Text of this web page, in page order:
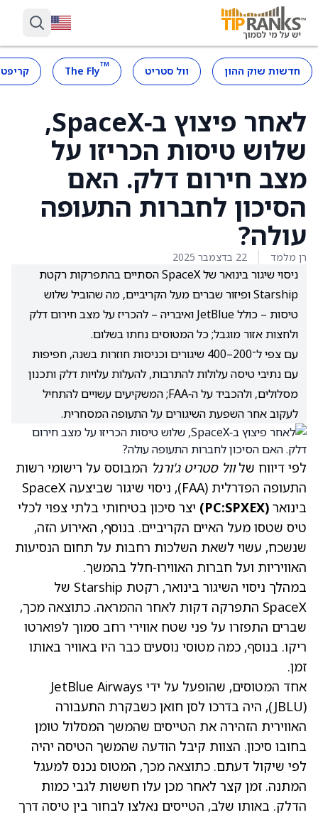
חדשות שוק ההון וול סטריט ™
The Fly
לאחר פיצוץ ב‑SpaceX,
שלוש טיסות הכריזו על
מצב חירום דלק. האם
הסיכון לחברות התעופה
עולה?
רן מלמד 22 בדצמבר 2025
ניסוי שיגור בינואר של SpaceX הסתיים בהתפרקות רקטת
Starship ופיזור שברים מעל הקריביים, מה שהוביל שלוש
טיסות – כולל JetBlue ואיבריה – להכריז על מצב חירום דלק
ולחצות אזור מוגבל; כל המטוסים נחתו בשלום.
עם צפי ל־200–400 שיגורים וכניסות חוזרות בשנה, חפיפות
עם נתיבי טיסה עלולות להתרבות, להעלות עלויות דלק ותכנון
מסלולים, ולהכביד על ה‑FAA; המשקיעים עשויים להתחיל
לעקוב אחר השפעת השיגורים על התעופה המסחרית.
לפי דיווח שלוול סטריט ג'ורנל המבוסס על רישומי רשות
התעופה הפדרלית (FAA), ניסוי שיגור שביצעה SpaceX
בינואר (PC:SPXEX)
יצר סיכון בטיחותי בלתי צפוי לכלי
טיס שטסו מעל האיים הקריביים. בנוסף, האירוע הזה,
שנשכח, עשוי לשאת השלכות רחבות על תחום הנסיעות
האוויריות ועל חברות האווירו‑חלל בהמשך.
במהלך ניסוי השיגור בינואר, רקטת Starship של
SpaceX התפרקה דקות לאחר ההמראה. כתוצאה מכך,
שברים התפזרו על פני שטח אווירי רחב סמוך לפוארטו
ריקו. בנוסף, כמה מטוסי נוסעים כבר היו באוויר באותו
זמן.
אחד המטוסים, שהופעל על ידי JetBlue Airways
(JBLU), היה בדרכו לסן חואן כשבקרת התעבורה
האווירית הזהירה את הטייסים שהמשך המסלול טומן
בחובו סיכון. הצוות קיבל הודעה שהמשך הטיסה יהיה
לפי שיקול דעתם. כתוצאה מכך, המטוס נכנס למעגל
המתנה. זמן קצר לאחר מכן עלו חששות לגבי כמות
הדלק. באותו שלב, הטייסים נאלצו לבחור בין טיסה דרך